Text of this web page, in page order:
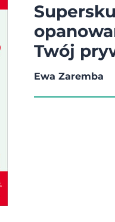
Twój
Ewa Zaremba